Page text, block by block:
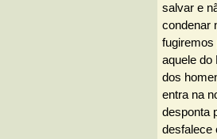
salvar e
condenar
fugiremos
aquele do
dos
entra na
desponta
desfalece